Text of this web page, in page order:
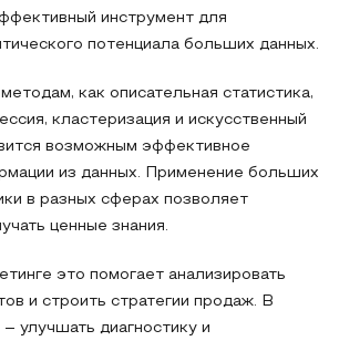
инструмент для
потенциала больших данных.
как описательная статистика,
кластеризация и искусственный
возможным эффективное
из данных. Применение больших
в разных сферах позволяет
ценные знания.
это помогает анализировать
и строить стратегии продаж. В
улучшать диагностику и